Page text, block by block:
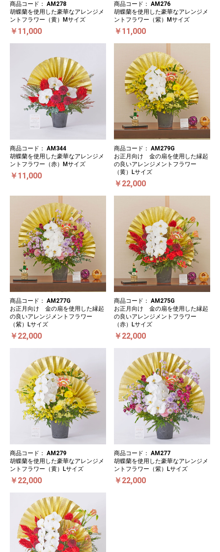
商品コード： AM278
胡蝶蘭を使用した豪華なアレンジメ
ントフラワー（黄）Mサイズ
￥11,000
商品コード： AM276
胡蝶蘭を使用した豪華なアレンジメ
ントフラワー（紫）Mサイズ
￥11,000
商品コード： AM344
胡蝶蘭を使用した豪華なアレンジメ
ントフラワー（赤）Mサイズ
￥11,000
商品コード： AM279G
お正月向け 金の扇を使用した縁起
の良いアレンジメントフラワー
（黄）Lサイズ
￥22,000
商品コード： AM277G
お正月向け 金の扇を使用した縁起
の良いアレンジメントフラワー
（紫）Lサイズ
￥22,000
商品コード： AM275G
お正月向け 金の扇を使用した縁起
の良いアレンジメントフラワー
（赤）Lサイズ
￥22,000
商品コード： AM279
胡蝶蘭を使用した豪華なアレンジメ
ントフラワー（黄）Lサイズ
￥22,000
商品コード： AM277
胡蝶蘭を使用した豪華なアレンジメ
ントフラワー（紫）Lサイズ
￥22,000